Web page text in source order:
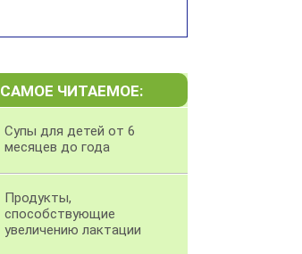
САМОЕ ЧИТАЕМОЕ:
Супы для детей от 6
месяцев до года
Продукты,
способствующие
увеличению лактации